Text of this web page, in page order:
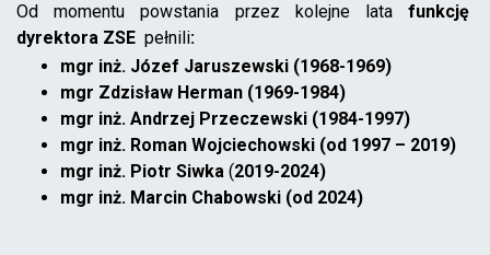
Od momentu powstania przez kolejne latafunkcję
dyrektora ZSE pełnili:
mgr inż. Józef Jaruszewski (1968-1969)
mgr Zdzisław Herman (1969-1984)
mgr inż. Andrzej Przeczewski (1984-1997)
mgr inż. Roman Wojciechowski (od 1997 – 2019)
mgr inż. Piotr Siwka (2019-2024)
mgr inż. Marcin Chabowski (od 2024)